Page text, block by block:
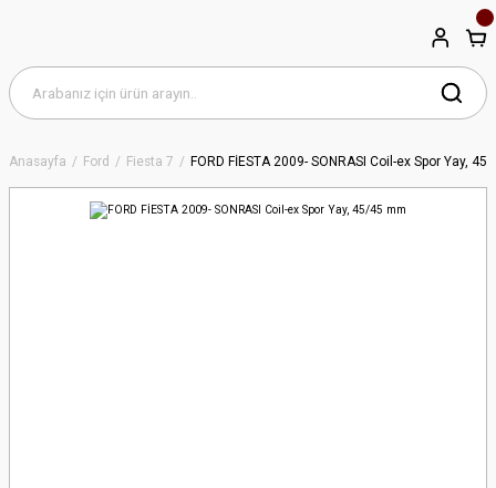
Anasayfa Ford Fiesta 7 FORD FİESTA 2009- SONRASI Coil-ex Spor Yay,